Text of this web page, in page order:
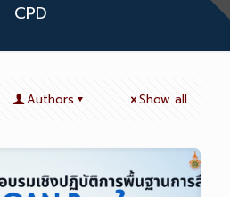
CPD
Authors Show all